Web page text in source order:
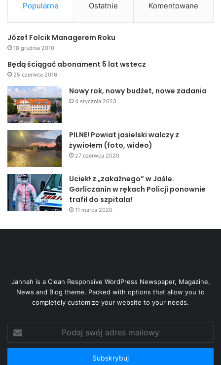
Popularne Ostatnie Komentowane
Józef Folcik Managerem Roku
18 grudnia 2010
Będą ściągać abonament 5 lat wstecz
25 czerwca 2016
Nowy rok, nowy budżet, nowe zadania
4 stycznia 2023
PILNE! Powiat jasielski walczy z
żywiołem (foto, wideo)
27 czerwca 2020
Uciekł z „zakaźnego” w Jaśle.
Gorliczanin w rękach Policji ponownie
trafił do szpitala!
11 marca 2020
Jannah is a Clean Responsive WordPress Newspaper, Magazine,
News and Blog theme. Packed with options that allow you to
completely customize your website to your needs.
swój
adres